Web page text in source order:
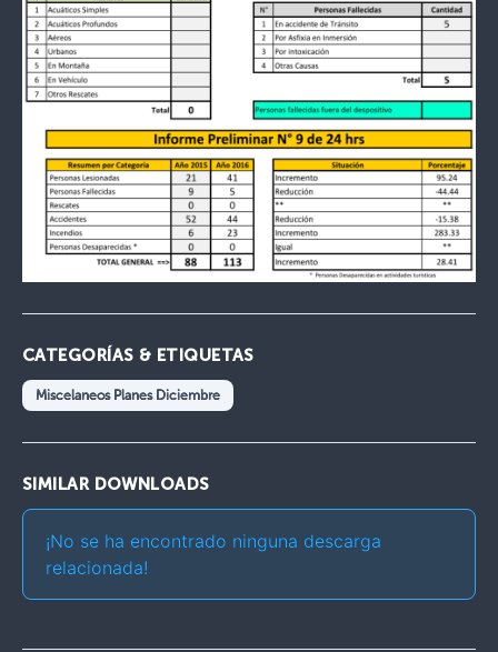
CATEGORÍAS & ETIQUETAS
Miscelaneos Planes Diciembre
SIMILAR DOWNLOADS
¡No se ha encontrado ninguna descarga
relacionada!